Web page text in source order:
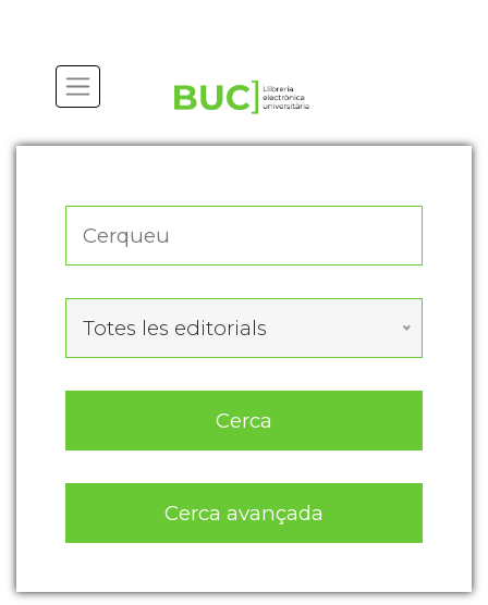
Totes les editorials
Cerca
Cerca avançada